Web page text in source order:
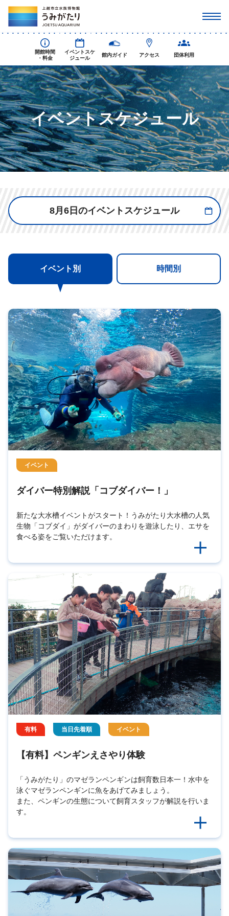
開館時間
・料金
イベントスケ
ジュール
館内ガイド アクセス 団体利用
イベントスケジュール
8月6日のイベントスケジュール
イベント別 時間別
イベント
ダイバー特別解説「コブダイバー！」
新たな大水槽イベントがスタート！うみがたり大水槽の人気
生物「コブダイ」がダイバーのまわりを遊泳したり、エサを
食べる姿をご覧いただけます。
有料 当日先着順 イベント
【有料】ペンギンえさやり体験
「うみがたり」のマゼランペンギンは飼育数日本一！水中を
泳ぐマゼランペンギンに魚をあげてみましょう。
また、ペンギンの生態について飼育スタッフが解説を行いま
す。